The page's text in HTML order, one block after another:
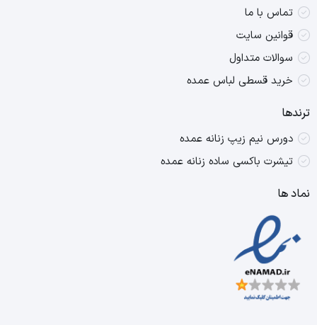
تماس با ما
قوانین سایت
سوالات متداول
خرید قسطی لباس عمده
ترندها
دورس نیم زیپ زنانه عمده
تیشرت باکسی ساده زنانه عمده
نماد ها